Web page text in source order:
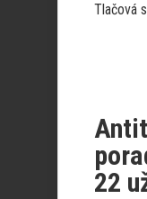
Tlačová
22